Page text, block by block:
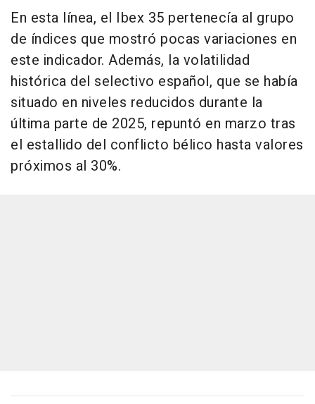
En esta línea, el Ibex 35 pertenecía al grupo
de índices que mostró pocas variaciones en
este indicador. Además, la volatilidad
histórica del selectivo español, que se había
situado en niveles reducidos durante la
última parte de 2025, repuntó en marzo tras
el estallido del conflicto bélico hasta valores
próximos al 30%.